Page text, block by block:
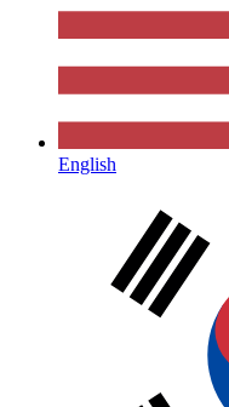
English